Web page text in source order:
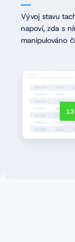
Vývoj stavu
napoví, zda s
manipulováno